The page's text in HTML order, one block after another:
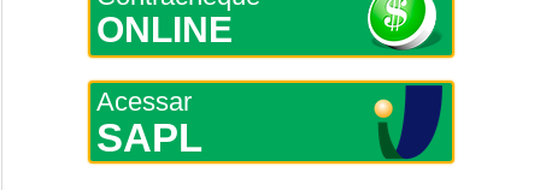
ONLINE
Acessar
SAPL